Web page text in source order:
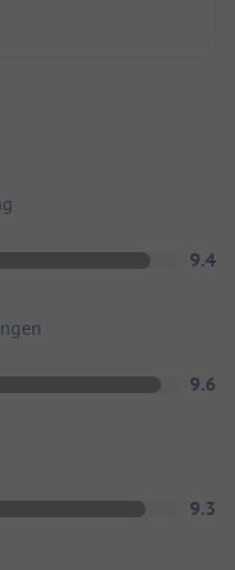
9.4
9.6
9.3